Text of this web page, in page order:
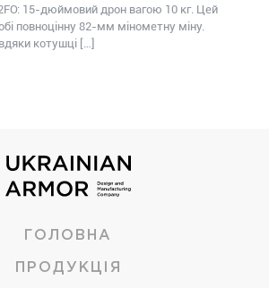
15-дюймовий дрон вагою 10 кг. Цей
повноцінну 82-мм мінометну міну.
котушці […]
ГОЛОВНА
ПРОДУКЦІЯ